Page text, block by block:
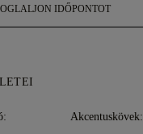
IDŐPONTOT
Akcentuskövek: